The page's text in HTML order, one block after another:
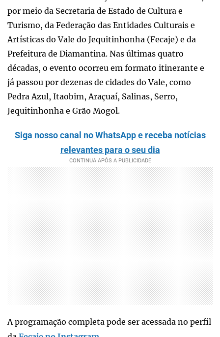
por meio da Secretaria de Estado de Cultura e
Turismo, da Federação das Entidades Culturais e
Artísticas do Vale do Jequitinhonha (Fecaje) e da
Prefeitura de Diamantina. Nas últimas quatro
décadas, o evento ocorreu em formato itinerante e
já passou por dezenas de cidades do Vale, como
Pedra Azul, Itaobim, Araçuaí, Salinas, Serro,
Jequitinhonha e Grão Mogol.
Siga nosso canal no WhatsApp e receba notícias
relevantes para o seu dia
A programação completa pode ser acessada no perfil